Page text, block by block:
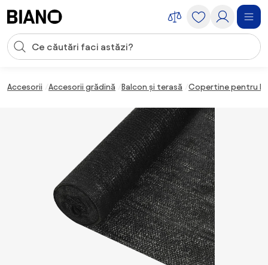
Introducerea căutării
Accesorii Accesorii grădină Balcon și terasă Copertine pentru